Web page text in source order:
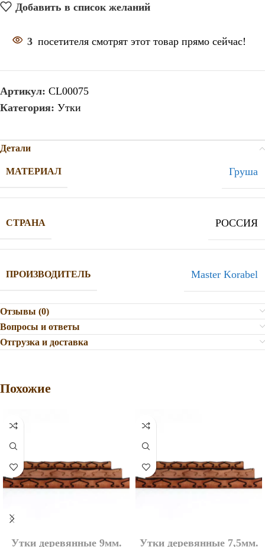
Добавить в список желаний
3 посетителя смотрят этот товар прямо сейчас!
Артикул: CL00075
Категория: Утки
Детали
МАТЕРИАЛ Груша
СТРАНА РОССИЯ
ПРОИЗВОДИТЕЛЬ Master Korabel
Отзывы (0)
Вопросы и ответы
Отгрузка и доставка
Похожие
Утки деревянные 9мм. Утки деревянные 7,5мм.